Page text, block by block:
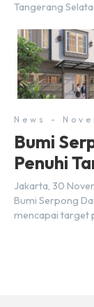
Tangerang
kita yang
yang sama.
Sebab Serpong
berbeda. Berikut
News -
Bumi
Penuhi
Tahun
Jakarta, 30
Bumi Serpong
mencapai target